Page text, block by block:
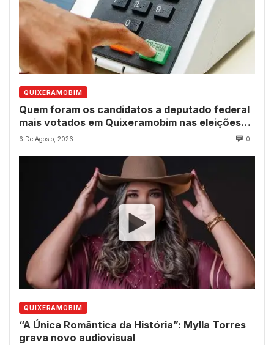
QUIXERAMOBIM
Quem foram os candidatos a deputado federal
mais votados em Quixeramobim nas eleições
de 2022?
6 De Agosto, 2026 0
QUIXERAMOBIM
“A Única Romântica da História”: Mylla Torres
grava novo audiovisual